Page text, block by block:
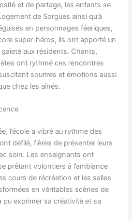
et de partage, les enfants se
de Sorgues ainsi qu’à
en personnages féeriques,
super-héros, ils ont apporté un
aux résidents. Chants,
ont rythmé ces rencontres
sourires et émotions aussi
chez les aînés.
l’école a vibré au rythme des
défilé, fières de présenter leurs
soin. Les enseignants ont
prêtant volontiers à l’ambiance
cours de récréation et les salles
en véritables scènes de
pu exprimer sa créativité et sa